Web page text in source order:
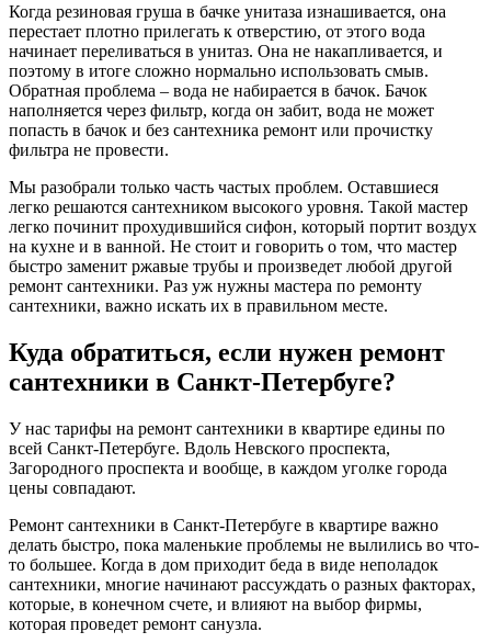
Когда резиновая груша в бачке унитаза изнашивается, она
перестает плотно прилегать к отверстию, от этого вода
начинает переливаться в унитаз. Она не накапливается, и
поэтому в итоге сложно нормально использовать смыв.
Обратная проблема – вода не набирается в бачок. Бачок
наполняется через фильтр, когда он забит, вода не может
попасть в бачок и без сантехника ремонт или прочистку
фильтра не провести.
Мы разобрали только часть частых проблем. Оставшиеся
легко решаются сантехником высокого уровня. Такой мастер
легко починит прохудившийся сифон, который портит воздух
на кухне и в ванной. Не стоит и говорить о том, что мастер
быстро заменит ржавые трубы и произведет любой другой
ремонт сантехники. Раз уж нужны мастера по ремонту
сантехники, важно искать их в правильном месте.
Куда обратиться, если нужен ремонт
сантехники в Санкт-Петербуге?
У нас тарифы на ремонт сантехники в квартире едины по
всей Санкт-Петербуге. Вдоль Невского проспекта,
Загородного проспекта и вообще, в каждом уголке города
цены совпадают.
Ремонт сантехники в Санкт-Петербуге в квартире важно
делать быстро, пока маленькие проблемы не вылились во что-
то большее. Когда в дом приходит беда в виде неполадок
сантехники, многие начинают рассуждать о разных факторах,
которые, в конечном счете, и влияют на выбор фирмы,
которая проведет ремонт санузла.